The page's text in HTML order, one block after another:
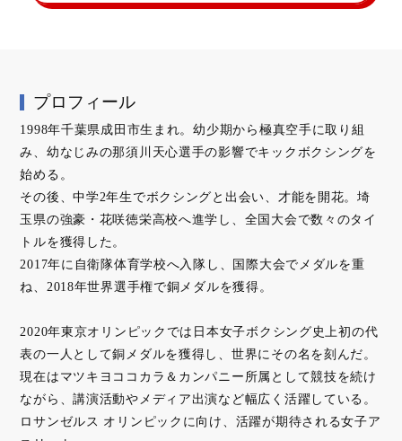
プロフィール
1998年千葉県成田市生まれ。幼少期から極真空手に取り組
み、幼なじみの那須川天心選手の影響でキックボクシングを
始める。
その後、中学2年生でボクシングと出会い、才能を開花。埼
玉県の強豪・花咲徳栄高校へ進学し、全国大会で数々のタイ
トルを獲得した。
2017年に自衛隊体育学校へ入隊し、国際大会でメダルを重
ね、2018年世界選手権で銅メダルを獲得。
2020年東京オリンピックでは日本女子ボクシング史上初の代
表の一人として銅メダルを獲得し、世界にその名を刻んだ。
現在はマツキヨココカラ＆カンパニー所属として競技を続け
ながら、講演活動やメディア出演など幅広く活躍している。
ロサンゼルス オリンピックに向け、活躍が期待される女子ア